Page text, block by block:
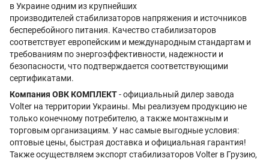
в Украине одним из крупнейших
производителей стабилизаторов напряжения и источников
бесперебойного питания. Качество стабилизаторов
соответствует европейским и международным стандартам и
требованиям по энергоэффективности, надежности и
безопасности, что подтверждается соответствующими
сертификатами.
Компания ОВК КОМПЛЕКТ- официальный дилер завода
Volter на территории Украины. Мы реализуем продукцию не
только конечному потребителю, а также монтажным и
торговым организациям. У нас самые выгодные условия:
оптовые цены, быстрая доставка и официальная гарантия!
Также осуществляем экспорт стабилизаторов Volter в Грузию,